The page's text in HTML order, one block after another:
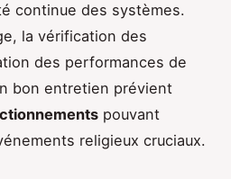
continue des systèmes.
la vérification des
des performances de
bon entretien prévient
pouvant
religieux cruciaux.